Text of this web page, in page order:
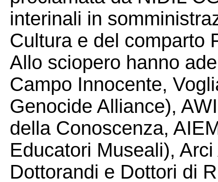
interinali in
Cultura e del comparto
Allo sciopero hanno
Campo Innocente,
Genocide Alliance),
della Conoscenza,
Educatori Museali),
Dottorandi e Dottori di